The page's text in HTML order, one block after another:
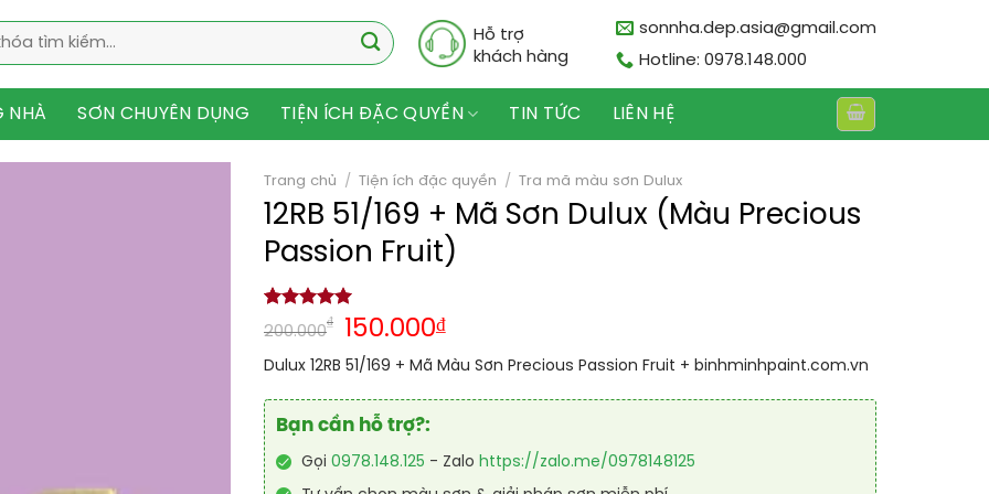
Hỗ trợ
khách hàng
sonnha.dep.asia@gmail.com
Hotline: 0978.148.000
NHÀ SƠN CHUYÊN DỤNG TIỆN ÍCH ĐẶC QUYỀN TIN TỨC LIÊN HỆ
Trang chủ / Tiện ích đặc quyền / Tra mã màu sơn Dulux
12RB 51/169 + Mã Sơn Dulux (Màu Precious
Passion Fruit)
5.00 trên 5
dựa trên
1
đánh giá
200.000
₫ 150.000₫
Dulux 12RB 51/169 + Mã Màu Sơn Precious Passion Fruit + binhminhpaint.com.vn
Bạn cần hỗ trợ?:
Gọi 0978.148.125 - Zalo https://zalo.me/0978148125